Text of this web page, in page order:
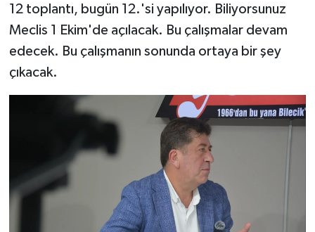
12 toplantı, bugün 12.'si yapılıyor. Biliyorsunuz
Meclis 1 Ekim'de açılacak. Bu çalışmalar devam
edecek. Bu çalışmanın sonunda ortaya bir şey
çıkacak.